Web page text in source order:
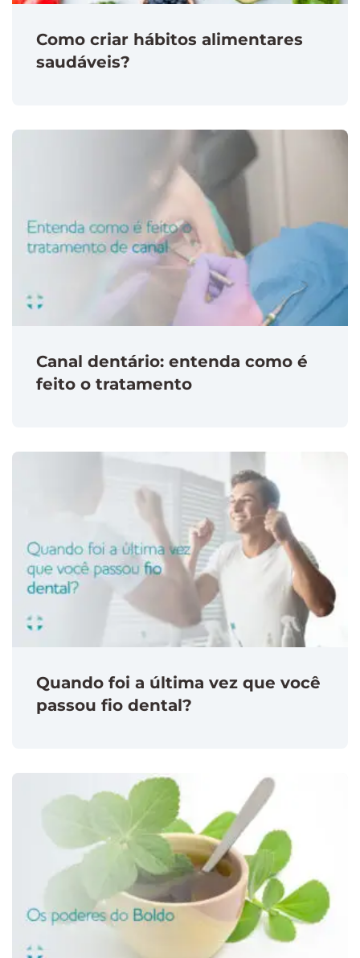
Como criar hábitos alimentares
saudáveis?
Canal dentário: entenda como é
feito o tratamento
Quando foi a última vez que você
passou fio dental?